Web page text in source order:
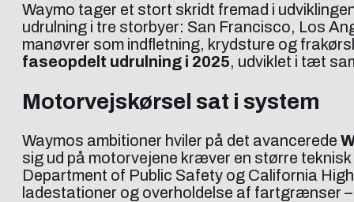
Waymo tager et stort skridt fremad i
udrulning i tre storbyer: San Francisco, Los
manøvrer som indfletning, krydsture og
faseopdelt udrulning i 2025, udviklet i tæt
Motorvejskørsel sat i system
Waymos ambitioner hviler på det avancerede
sig ud på motorvejene kræver en større
Department of Public Safety og California
ladestationer og overholdelse af fartgrænser